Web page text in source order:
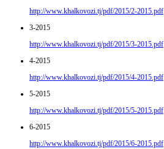
http://www.khalkovozi.tj/pdf/2015/2-2015.pdf
3-2015
http://www.khalkovozi.tj/pdf/2015/3-2015.pdf
4-2015
http://www.khalkovozi.tj/pdf/2015/4-2015.pdf
5-2015
http://www.khalkovozi.tj/pdf/2015/5-2015.pdf
6-2015
http://www.khalkovozi.tj/pdf/2015/6-2015.pdf